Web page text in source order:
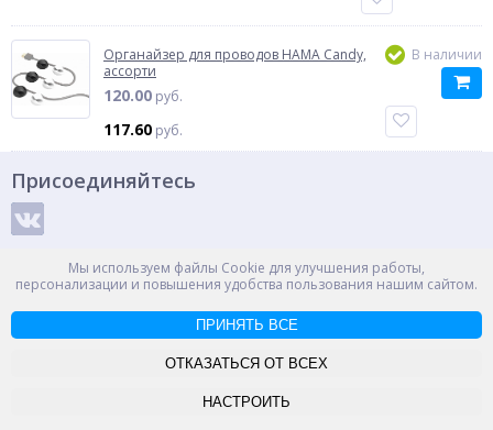
Органайзер для проводов HAMA Candy,
ассорти
120.00 руб.
117.60 руб.
В наличии
Мы используем файлы Cookie для улучшения работы,
персонализации и повышения удобства пользования нашим сайтом.
ПРИНЯТЬ ВСЕ
ОТКАЗАТЬСЯ ОТ ВСЕХ
НАСТРОИТЬ
Присоединяйтесь
Способы оплаты
Россия, Великий Новгород, пр. Александра Корсунова 14А